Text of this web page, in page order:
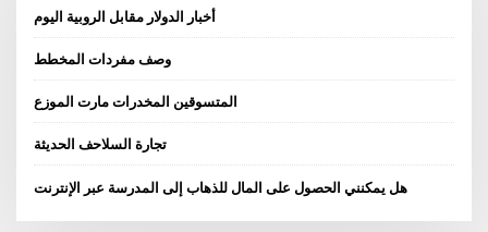
أخبار الدولار مقابل الروبية اليوم
وصف مفردات المخطط
المتسوقين المخدرات مارت الموزع
تجارة السلاحف الحديثة
هل يمكنني الحصول على المال للذهاب إلى المدرسة عبر الإنترنت